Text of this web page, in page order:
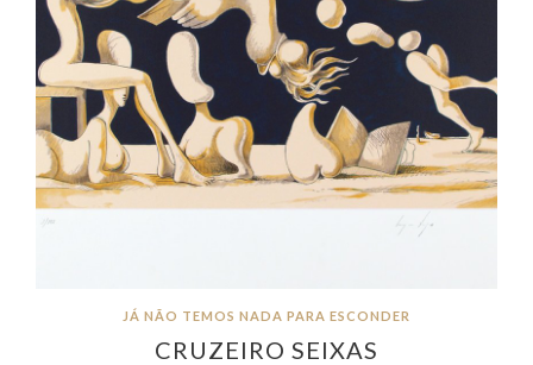
JÁ NÃO TEMOS NADA PARA ESCONDER
CRUZEIRO SEIXAS